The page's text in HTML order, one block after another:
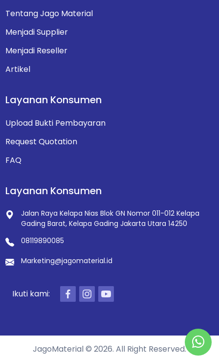
Tentang Jago Material
Menjadi Supplier
Menjadi Reseller
Artikel
Layanan Konsumen
Upload Bukti Pembayaran
Request Quotation
FAQ
Layanan Konsumen
Jalan Raya Kelapa Nias Blok GN Nomor 011-012Kelapa
Gading Barat, Kelapa Gading Jakarta Utara 14250
08119890085
Marketing@jagomaterial.id
Ikuti kami:
JagoMaterial © 2026. All Right Reserved.